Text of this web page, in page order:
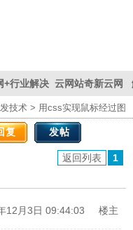
+行业解决
方案
云网站奇新云网
站
技术 > 用css实现鼠标经过图
复 发帖
返回列表
1
楼主
12月3日 09:44:03